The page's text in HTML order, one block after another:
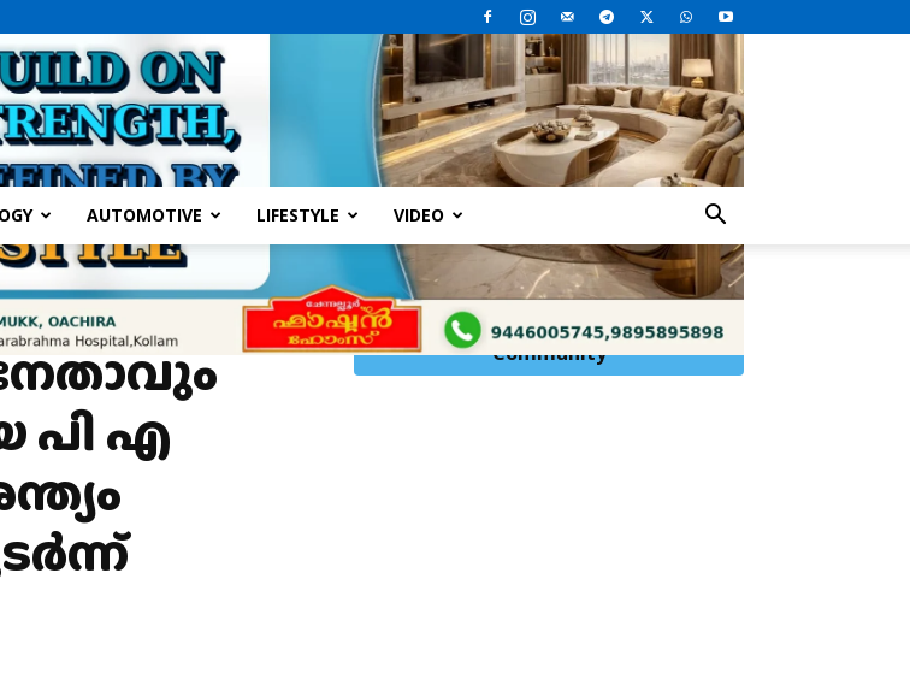
AUTOMOTIVE LIFESTYLE VIDEO
പി എ മാധവൻ അന്തരിച്ചു; അന്ത്യം വാഹനാപകടത്തെത്തുടർന്ന് ചികിത്സയിലിരിക്കെ
എ
Click Here toJoinWhatsApp
Community